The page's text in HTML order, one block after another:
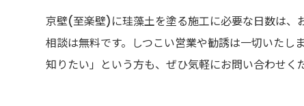
京壁(至楽壁)に珪藻土を塗る施工に必要な日数は、
相談は無料です。しつこい営業や勧誘は一切いた
知りたい」という方も、ぜひ気軽にお問い合わせく